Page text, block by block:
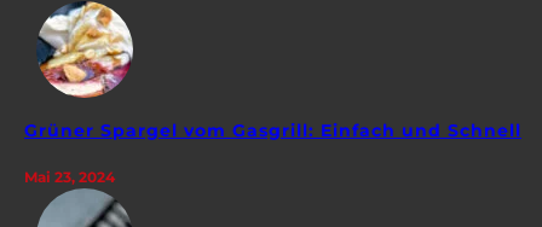
Grüner Spargel vom Gasgrill: Einfach und Schnell
Mai 23, 2024